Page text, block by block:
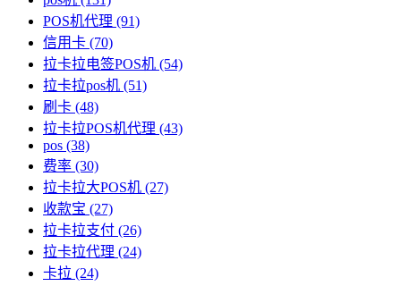
POS机代理 (91)
信用卡 (70)
拉卡拉电签POS机 (54)
拉卡拉pos机 (51)
刷卡 (48)
拉卡拉POS机代理 (43)
pos (38)
费率 (30)
拉卡拉大POS机 (27)
收款宝 (27)
拉卡拉支付 (26)
拉卡拉代理 (24)
卡拉 (24)